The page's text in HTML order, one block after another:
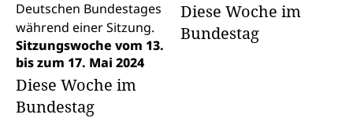
Sitzungswoche vom 13.
bis zum 17. Mai 2024
Diese Woche im
Bundestag
Diese Woche im
Bundestag